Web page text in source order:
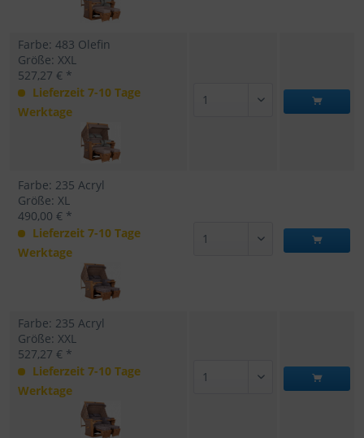
Farbe: 483 Olefin
Größe: XXL
527,27 € *
Lieferzeit 7-10 Tage
Werktage
Farbe: 235 Acryl
Größe: XL
490,00 € *
Lieferzeit 7-10 Tage
Werktage
Farbe: 235 Acryl
Größe: XXL
527,27 € *
Lieferzeit 7-10 Tage
Werktage